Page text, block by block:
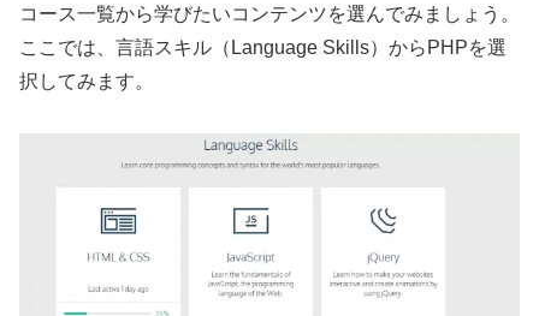
コース一覧から学びたいコンテンツを選んでみましょう。
ここでは、言語スキル（Language Skills）からPHPを選
択してみます。